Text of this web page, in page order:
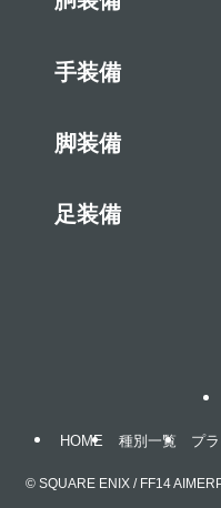
手装備
脚装備
足装備
HOME 種別一覧 プ
©SQUARE ENIX / FF14